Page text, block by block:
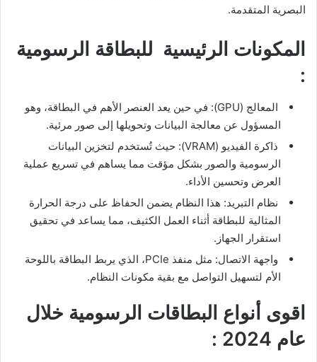
البصرية المتقدمة.
المكونات الرئيسية للبطاقة الرسومية
:
المعالج (GPU): في حين يعد العنصر الأهم في البطاقة، وهو
المسؤول عن معالجة البيانات وتحويلها إلى صور مرئية.
ذاكرة الفيديو (VRAM): حيث تُستخدم لتخزين البيانات
الرسومية والصور بشكل مؤقت مما يساهم في تسريع عملية
العرض وتحسين الأداء.
نظام التبريد: هذا النظام يضمن الحفاظ على درجة الحرارة
المثالية للبطاقة أثناء العمل الكثيف، مما يساعد في تحقيق
استقرار الجهاز.
واجهة الاتصال: مثل منفذ PCIe، الذي يربط البطاقة باللوحة
الأم لتسهيل التواصل مع بقية مكونات النظام.
اقوى أنواع البطاقات الرسومية خلال
عام 2024 :